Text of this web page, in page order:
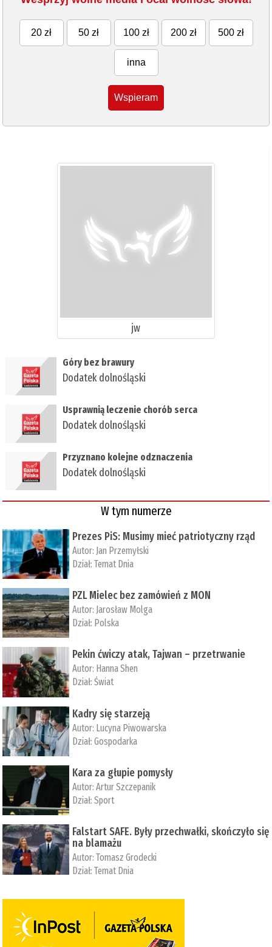
20 zł 50 zł 100 zł 200 zł 500 zł
inna
Wspieram
jw
Góry bez brawury
Dodatek dolnośląski
Usprawnią leczenie chorób serca
Dodatek dolnośląski
Przyznano kolejne odznaczenia
Dodatek dolnośląski
W tym numerze
Prezes PiS: Musimy mieć patriotyczny rząd
Autor: Jan Przemyłski
Dział:Temat Dnia
PZL Mielec bez zamówień z MON
Autor: Jarosław Molga
Dział: Polska
Pekin ćwiczy atak, Tajwan – przetrwanie
Autor: ­Hanna Shen
Dział:Świat
Kadry się starzeją
Autor: Lucyna Piwowarska
Dział:Gospodarka
Kara za głupie pomysły
Autor:Artur Szczepanik
Dział:Sport
Falstart SAFE. Były przechwałki, skończyło się
na blamażu
Autor:Tomasz Grodecki
Dział:Temat Dnia